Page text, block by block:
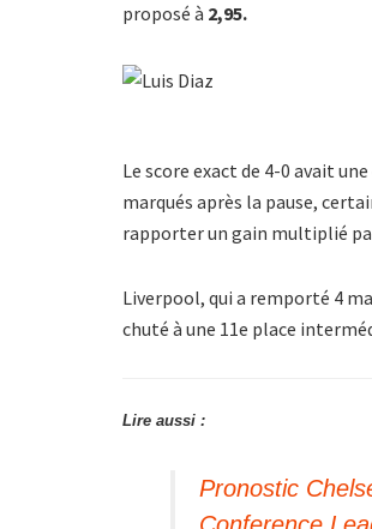
proposé à 2,95.
Le score exact de 4-0 avait
marqués après la pause,
rapporter un gain multiplié
Liverpool, qui a remporté 4
chuté à une 11e place
Lire aussi :
Pronostic